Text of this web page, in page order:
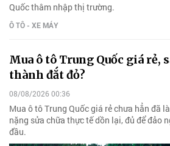
Quốc thâm nhập thị trường.
Ô TÔ - XE MÁY
Mua ô tô Trung Quốc giá rẻ,
thành đắt đỏ?
08/08/2026 00:36
Mua ô tô Trung Quốc giá rẻ chưa hẳn đã
nặng sửa chữa thực tế dồn lại, đủ để đảo
đầu.